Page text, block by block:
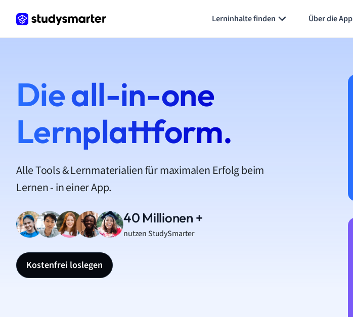
Lerninhalte finden Über die App
Die all-in-one
Lernplattform.
Alle Tools & Lernmaterialien für maximalen Erfolg beim
Lernen - in einer App.
40 Millionen +
nutzen StudySmarter
Kostenfrei loslegen